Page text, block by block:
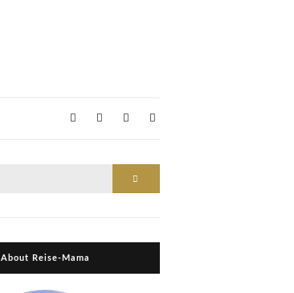
About Reise-Mama